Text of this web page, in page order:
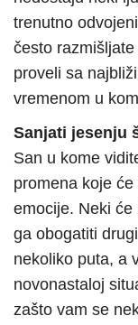
trenutno
često
proveli sa
vremenom u
Sanjati jesenju
San u kome
promena koje
emocije. Neki
ga obogatiti
nekoliko puta, a
novonastaloj
zašto vam se